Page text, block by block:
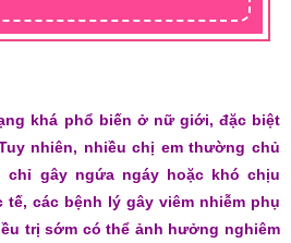
khá phổ biến ở nữ giới, đặc biệt
nhiên, nhiều chị em thường chủ
chỉ gây ngứa ngáy hoặc khó chịu
các bệnh lý gây viêm nhiễm phụ
trị sớm có thể ảnh hưởng nghiêm